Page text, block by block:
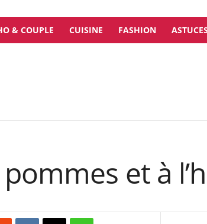
& COUPLE CUISINE FASHION ASTUCES
et à